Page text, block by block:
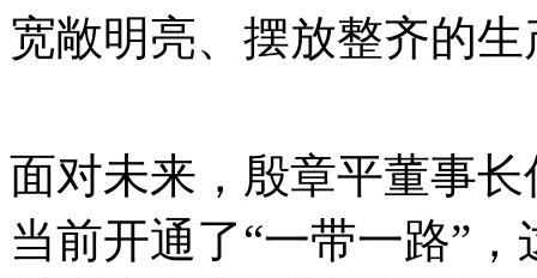
宽敞明亮、摆放整齐的生
面对未来，殷章平董事
当前开通了“一带一路”